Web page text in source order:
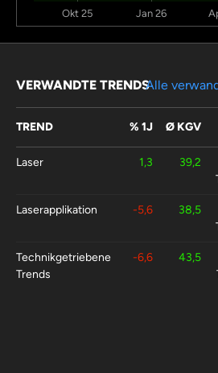
Okt 25 Jan 26
VERWANDTE TRENDS
TREND % 1J Ø KGV
Laser 1,3 39,2
Laserapplikation -5,6 38,5
Technikgetriebene
Trends
-6,6 43,5
Alle